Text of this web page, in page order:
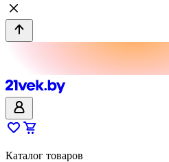
Каталог товаров